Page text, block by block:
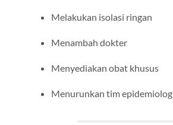
Melakukan isolasi ringan
Menambah dokter
Menyediakan obat khusus
Menurunkan tim epidemiolog